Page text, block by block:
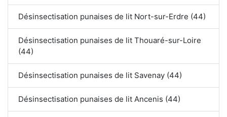
Désinsectisation punaises de lit Nort-sur-Erdre (44)
Désinsectisation punaises de lit Thouaré-sur-Loire
(44)
Désinsectisation punaises de lit Savenay (44)
Désinsectisation punaises de lit Ancenis (44)